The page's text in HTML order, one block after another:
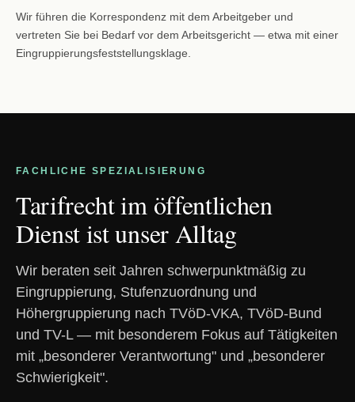
Wir führen die Korrespondenz mit dem Arbeitgeber und
vertreten Sie bei Bedarf vor dem Arbeitsgericht — etwa mit einer
Eingruppierungsfeststellungsklage.
FACHLICHE SPEZIALISIERUNG
Tarifrecht im öffentlichen
Dienst ist unser Alltag
Wir beraten seit Jahren schwerpunktmäßig zu
Eingruppierung, Stufenzuordnung und
Höhergruppierung nach TVöD-VKA, TVöD-Bund
und TV-L — mit besonderem Fokus auf Tätigkeiten
mit „besonderer Verantwortung" und „besonderer
Schwierigkeit".